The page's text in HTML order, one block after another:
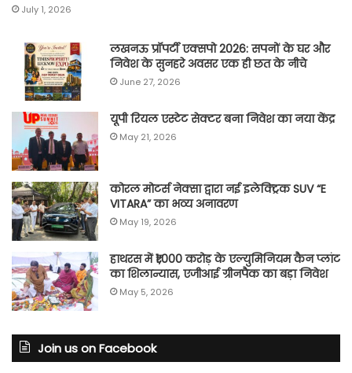
July 1, 2026
लखनऊ प्रॉपर्टी एक्सपो 2026: सपनों के घर और
निवेश के सुनहरे अवसर एक ही छत के नीचे
June 27, 2026
यूपी रियल एस्टेट सेक्टर बना निवेश का नया केंद्र
May 21, 2026
कोरल मोटर्स नेक्सा द्वारा नई इलेक्ट्रिक SUV “E
VITARA” का भव्य अनावरण
May 19, 2026
हाथरस में ₹1,000 करोड़ के एल्युमिनियम कैन प्लांट
का शिलान्यास, एजीआई ग्रीनपैक का बड़ा निवेश
May 5, 2026
Join us on Facebook